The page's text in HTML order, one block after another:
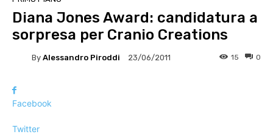
Diana Jones Award: candidatura a
sorpresa per Cranio Creations
By Alessandro Piroddi 23/06/2011 0
15
Facebook
Twitter